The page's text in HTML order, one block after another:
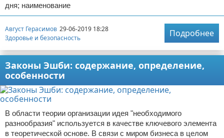
дня; наименование
Август Герасимов 29-06-2019 18:28
Здоровье и безопасность
Подробнее
Законы Эшби: содержание, определение,
особенности
В области теории организации идея "необходимого
разнообразия" используется в качестве ключевого элемента
в теоретической основе. В связи с миром бизнеса в целом